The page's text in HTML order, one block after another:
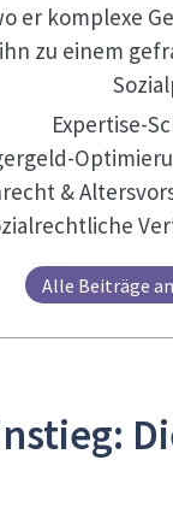
er komplexe
zu einem
Expertise-
&
Alle Beiträge